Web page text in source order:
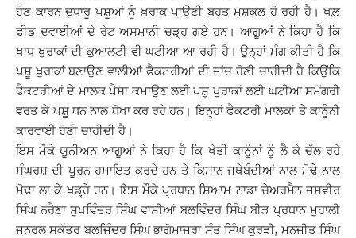
ਹੋਣ ਕਾਰਨ ਦੁਧਾਰੂ ਪਸ਼ੂਆਂ ਨੂੰ ਖ਼ੁਰਾਕ ਪਾੁਉਣੀ ਬਹੁਤ ਮੁਸ਼ਕਲ ਹੋ ਰਹੀ ਹੈ। ਖਲ਼
ਫੀਡ ਦਵਾਈਆਂ ਦੇ ਰੇਟ ਅਸਮਾਨੀ ਚੜ੍ਹ ਗਏ ਹਨ। ਆਗੂਆਂ ਨੇ ਕਿਹਾ ਹੈ ਕਿ
ਖਾਧ ਖੁਰਾਕਾਂ ਦੀ ਕੁਆਲਟੀ ਵੀ ਘਟੀਆ ਆ ਰਹੀ ਹੈ। ਉਨ੍ਹਾਂ ਮੰਗ ਕੀਤੀ ਹੈ ਕਿ
ਪਸ਼ੂ ਖੁਰਾਕਾਂ ਬਣਾਉਣ ਵਾਲੀਆਂ ਫੈਕਟਰੀਆਂ ਦੀ ਜਾਂਚ ਹੋਣੀ ਚਾਹੀਦੀ ਹੈ ਕਿਉਂਕਿ
ਫੈਕਟਰੀਆਂ ਦੇ ਮਾਲਕ ਪੈਸਾ ਕਮਾਉਣ ਲਈ ਪਸ਼ੂ ਖੁਰਾਕਾਂ ਲਈ ਘਟੀਆ ਸਮੱਗਰੀ
ਵਰਤ ਕੇ ਪਸ਼ੂ ਧਨ ਨਾਲ ਧੋਖਾ ਕਰ ਰਹੇ ਹਨ। ਇਨ੍ਹਾਂ ਫੈਕਟਰੀ ਮਾਲਕਾਂ ਤੇ ਕਾਨੂੰਨੀ
ਕਾਰਵਾਈ ਹੋਣੀ ਚਾਹੀਦੀ ਹੈ।
ਇਸ ਮੌਕੇ ਯੂਨੀਅਨ ਆਗੂਆਂ ਨੇ ਕਿਹਾ ਹੈ ਕਿ ਖੇਤੀ ਕਾਨੂੰਨਾਂ ਨੂੰ ਲੈ ਕੇ ਚੱਲ ਰਹੇ
ਸੰਘਰਸ਼ ਦੀ ਪੂਰਨ ਹਮਾਇਤ ਕਰਦੇ ਹਨ ਤੇ ਕਿਸਾਨ ਜਥੇਬੰਦੀਆਂ ਨਾਲ ਮੋਢੇ ਨਾਲ
ਮੋਢਾ ਲਾ ਕੇ ਖਡ਼੍ਹੇ ਹਨ। ਇਸ ਮੌਕੇ ਪ੍ਰਧਾਨ ਸ਼ਿਆਮ ਨਾਡਾ ਚੇਅਰਮੈਨ ਜਸਵੀਰ
ਸਿੰਘ ਨਰੈਣਾ ਸੁਖਵਿੰਦਰ ਸਿੰਘ ਵਾਸੀਆਂ ਬਲਵਿੰਦਰ ਸਿੰਘ ਬੀੜ ਪ੍ਰਧਾਨ ਮੁਹਾਲੀ
ਜਨਰਲ ਸਕੱਤਰ ਬਲਜਿੰਦਰ ਸਿੰਘ ਭਾਗੋਮਾਜਰਾ ਸੰਤ ਸਿੰਘ ਕੁਰੜੀ, ਮਨਜੀਤ ਸਿੰਘ